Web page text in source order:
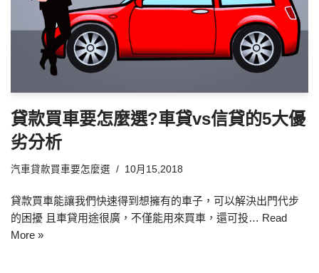
貸款買車要怎麼選?車貸vs信貸的5大優
劣分析
汽車貸款買車要怎麼選 10月15,2018
貸款買車能讓我們快速得到想擁有的車子，可以解決出門代步
的困擾 且車貸用途很廣，不僅能用來買車，還可投… Read
More »